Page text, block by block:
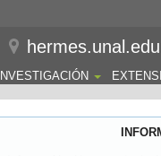
INVESTIGACIÓN